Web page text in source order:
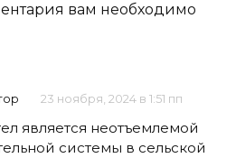
вам необходимо
23 ноября, 2024 в 1:51 пп
является неотъемлемой
системы в сельской